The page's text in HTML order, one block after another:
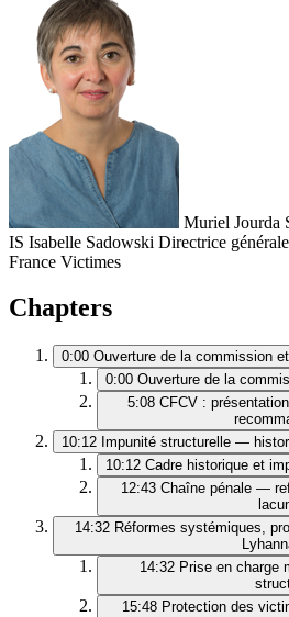
Muriel Jourda
IS Isabelle Sadowski Directrice
France Victimes
Chapters
0:00 Ouverture de la commission
0:00 Ouverture de la
5:08 CFCV :
10:12 Impunité structurelle —
10:12 Cadre historique et
12:43 Chaîne pénale —
14:32 Réformes systémiques,
14:32 Prise en charge
15:48 Protection des